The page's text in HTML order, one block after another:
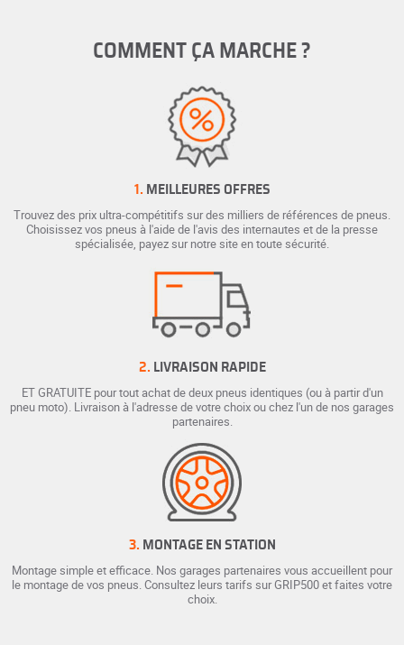
COMMENT ÇA MARCHE ?
1. MEILLEURES OFFRES
Trouvez des prix ultra-compétitifs sur des milliers de références de pneus.
Choisissez vos pneus à l'aide de l'avis des internautes et de la presse
spécialisée, payez sur notre site en toute sécurité.
2. LIVRAISON RAPIDE
ET GRATUITE pour tout achat de deux pneus identiques (ou à partir d'un
pneu moto). Livraison à l'adresse de votre choix ou chez l'un de nos garages
partenaires.
3. MONTAGE EN STATION
Montage simple et efficace. Nos garages partenaires vous accueillent pour
le montage de vos pneus. Consultez leurs tarifs sur GRIP500 et faites votre
choix.